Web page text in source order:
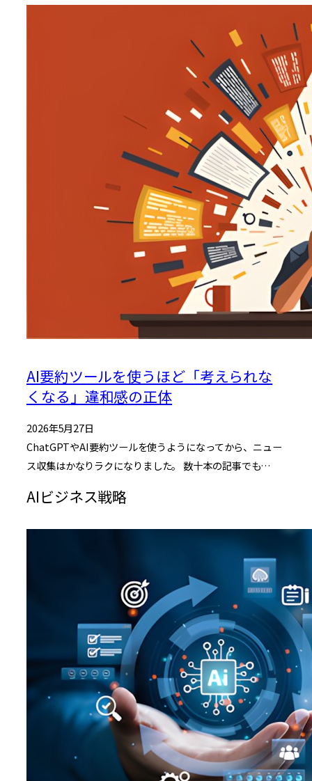
AI要約ツールを使うほど「考えられな
くなる」違和感の正体
2026年5月27日
ChatGPTやAI要約ツールを使うようになってから、ニュー
ス収集はかなりラクになりました。 数十本の記事でも…
AIビジネス戦略